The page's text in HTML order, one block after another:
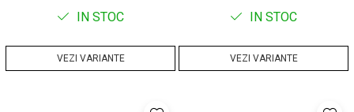
IN STOC
VEZI VARIANTE
IN STOC
VEZI VARIANTE